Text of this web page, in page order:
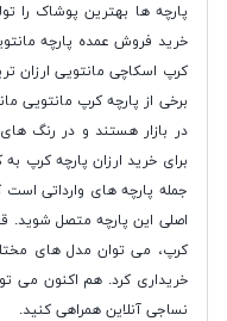
پارچه ها بهترین پوشاک را
خرید فروش عمده پارچه
کرپ اسکاچی مانتویی ارزان
برخی از پارچه کرپ مانتویی
در بازار هستند و در رنگ
برای خرید ارزان پارچه کرپ
جمله پارچه های وارداتی است
اصلی این پارچه متصل شوید.
کرپ، می توان مدل های
خریداری کرد. هم اکنون می
نساجی آنلاین همراهی کنید.